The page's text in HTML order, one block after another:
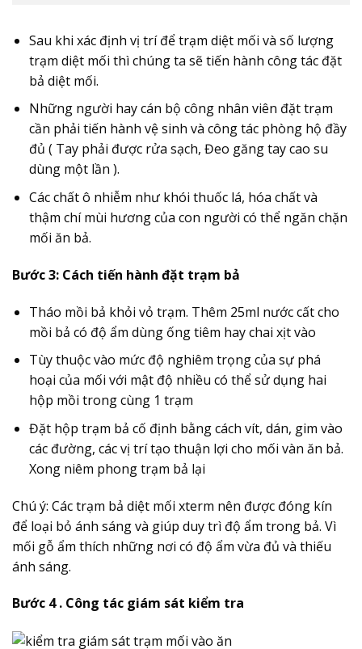
Sau khi xác định vị trí để trạm diệt mối và số lượng
trạm diệt mối thì chúng ta sẽ tiến hành công tác đặt
bả diệt mối.
Những người hay cán bộ công nhân viên đặt trạm
cần phải tiến hành vệ sinh và công tác phòng hộ đầy
đủ ( Tay phải được rửa sạch, Đeo găng tay cao su
dùng một lần ).
Các chất ô nhiễm như khói thuốc lá, hóa chất và
thậm chí mùi hương của con người có thể ngăn chặn
mối ăn bả.
Bước 3: Cách tiến hành đặt trạm bả
Tháo mồi bả khỏi vỏ trạm. Thêm 25ml nước cất cho
mồi bả có độ ẩm dùng ống tiêm hay chai xịt vào
Tùy thuộc vào mức độ nghiêm trọng của sự phá
hoại của mối với mật độ nhiều có thể sử dụng hai
hộp mồi trong cùng 1 trạm
Đặt hộp trạm bả cố định bằng cách vít, dán, gim vào
các đường, các vị trí tạo thuận lợi cho mối vàn ăn bả.
Xong niêm phong trạm bả lại
Chú ý: Các trạm bả diệt mối xterm nên được đóng kín
để loại bỏ ánh sáng và giúp duy trì độ ẩm trong bả. Vì
mối gỗ ẩm thích những nơi có độ ẩm vừa đủ và thiếu
ánh sáng.
Bước 4 . Công tác giám sát kiểm tra